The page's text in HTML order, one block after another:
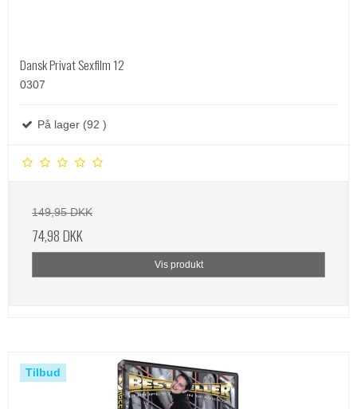
Dansk Privat Sexfilm 12
0307
På lager (92 )
149,95 DKK
74,98 DKK
Vis produkt
Tilbud